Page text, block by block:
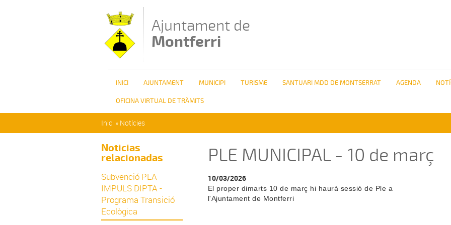
Ajuntament de
Montferri
INICI AJUNTAMENT MUNICIPI TURISME SANTUARI MDD DE MONTSERRAT AGENDA
OFICINA VIRTUAL DE TRÀMITS
Inici » Notícies
Noticias
relacionadas
Subvenció PLA
IMPULS DIPTA -
Programa Transició
Ecològica
PLE MUNICIPAL - 10 de març
10/03/2026
El proper dimarts 10 de març hi haurà sessió de Ple a
l'Ajuntament de Montferri